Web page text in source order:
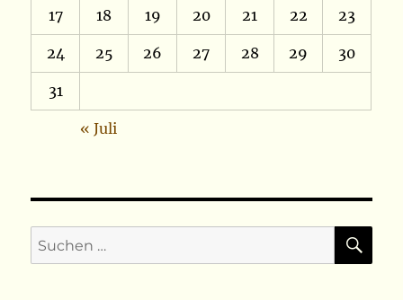
17 18 19 20 21 22 23
24 25 26 27 28 29 30
31
« Juli
Suchen
nach: